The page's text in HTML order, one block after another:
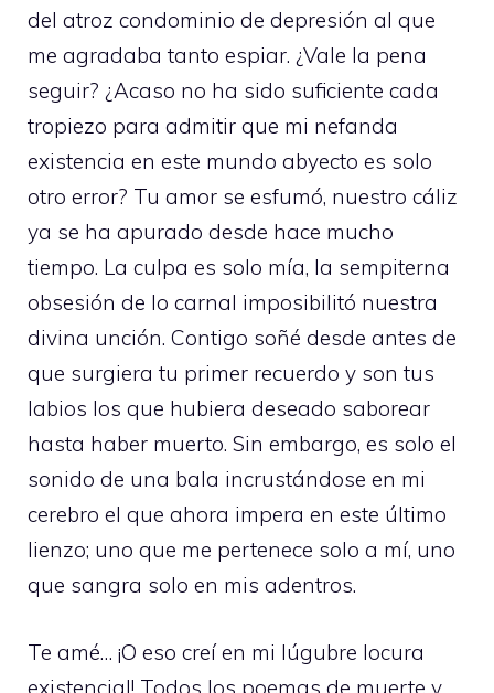
del atroz condominio de depresión al que
me agradaba tanto espiar. ¿Vale la pena
seguir? ¿Acaso no ha sido suficiente cada
tropiezo para admitir que mi nefanda
existencia en este mundo abyecto es solo
otro error? Tu amor se esfumó, nuestro cáliz
ya se ha apurado desde hace mucho
tiempo. La culpa es solo mía, la sempiterna
obsesión de lo carnal imposibilitó nuestra
divina unción. Contigo soñé desde antes de
que surgiera tu primer recuerdo y son tus
labios los que hubiera deseado saborear
hasta haber muerto. Sin embargo, es solo el
sonido de una bala incrustándose en mi
cerebro el que ahora impera en este último
lienzo; uno que me pertenece solo a mí, uno
que sangra solo en mis adentros.
Te amé… ¡O eso creí en mi lúgubre locura
existencial! Todos los poemas de muerte y